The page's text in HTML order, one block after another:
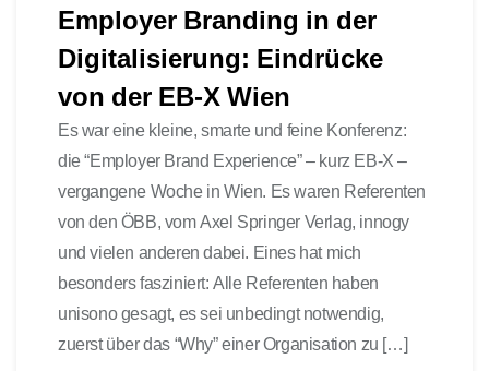
Employer Branding in der
Digitalisierung: Eindrücke
von der EB-X Wien
Es war eine kleine, smarte und feine Konferenz:
die “Employer Brand Experience” – kurz EB-X –
vergangene Woche in Wien. Es waren Referenten
von den ÖBB, vom Axel Springer Verlag, innogy
und vielen anderen dabei. Eines hat mich
besonders fasziniert: Alle Referenten haben
unisono gesagt, es sei unbedingt notwendig,
zuerst über das “Why” einer Organisation zu […]